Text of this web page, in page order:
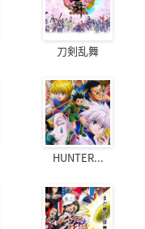
刀剣乱舞
HUNTER...